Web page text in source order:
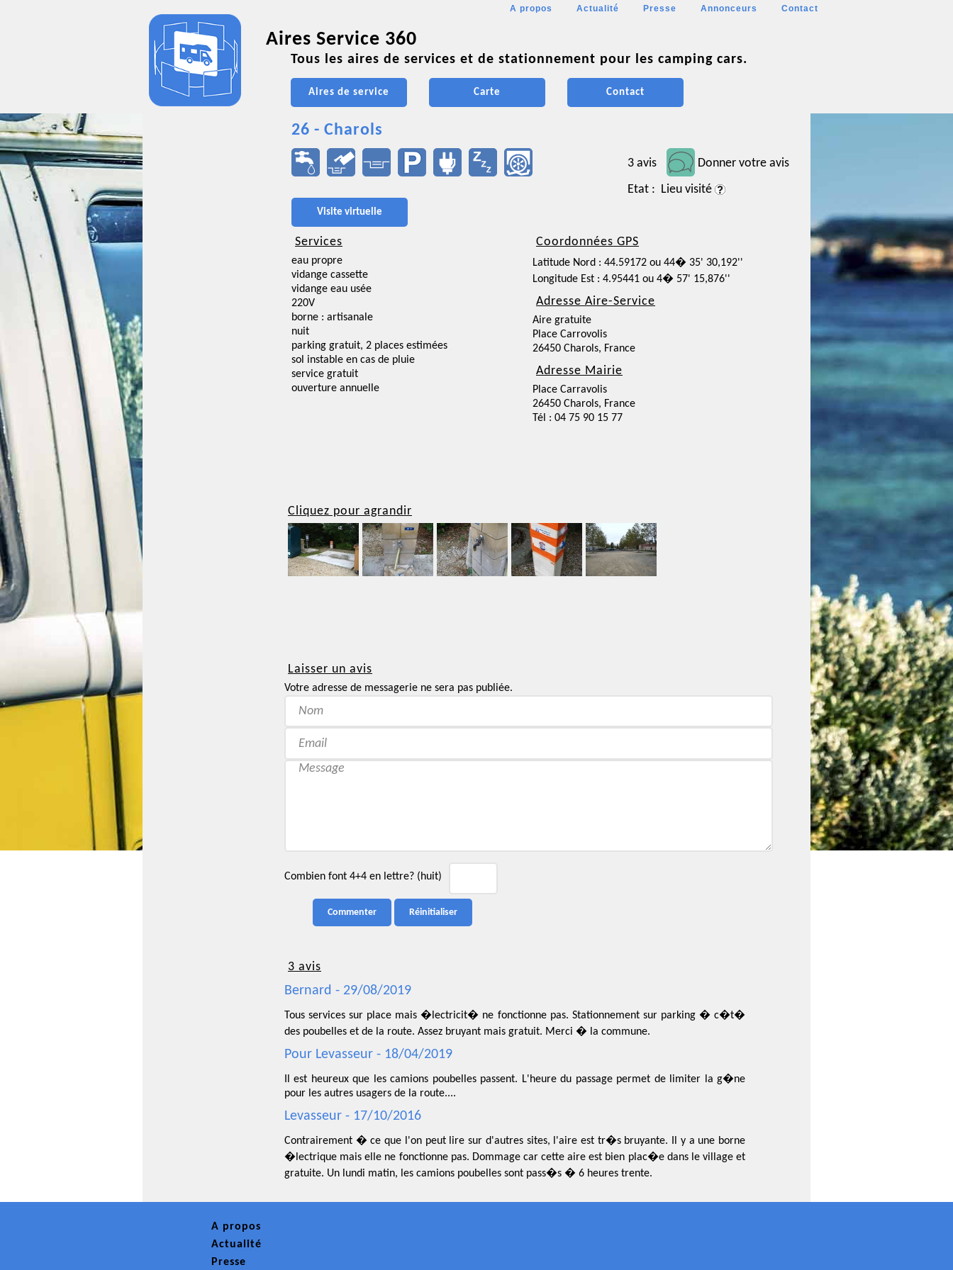
A propos Actualité Presse Annonceurs Contact
Aires Service 360
Tous les aires de services et de stationnement pour les camping cars.
Aires de service Carte Contact
26 - Charols
3 avis
Donner votre avis
Etat : Lieu visité
Visite virtuelle
Services
eau propre
vidange cassette
vidange eau usée
220V
borne : artisanale
nuit
parking gratuit, 2 places estimées
sol instable en cas de pluie
service gratuit
ouverture annuelle
Coordonnées GPS
Latitude Nord : 44.59172 ou 44� 35' 30,192''
Longitude Est : 4.95441 ou 4� 57' 15,876''
Adresse Aire-Service
Aire gratuite
Place Carrovolis
26450 Charols, France
Adresse Mairie
Place Carravolis
26450 Charols, France
Tél : 04 75 90 15 77
Cliquez pour agrandir
Laisser un avis
Votre adresse de messagerie ne sera pas publiée.
Combien font 4+4 en lettre? (huit)
3 avis
Bernard - 29/08/2019
Tous services sur place mais �lectricit� ne fonctionne pas. Stationnement sur parking � c�t�
des poubelles et de la route. Assez bruyant mais gratuit. Merci � la commune.
Pour Levasseur - 18/04/2019
Il est heureux que les camions poubelles passent. L'heure du passage permet de limiter la g�ne
pour les autres usagers de la route....
Levasseur - 17/10/2016
Contrairement � ce que l'on peut lire sur d'autres sites, l'aire est tr�s bruyante. Il y a une borne
�lectrique mais elle ne fonctionne pas. Dommage car cette aire est bien plac�e dans le village et
gratuite. Un lundi matin, les camions poubelles sont pass�s � 6 heures trente.
A propos
Actualité
Presse